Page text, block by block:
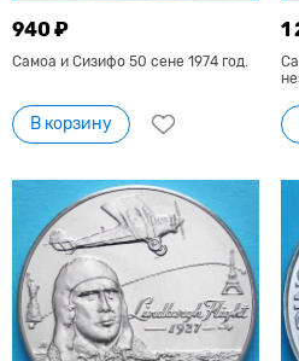
940 ₽
Самоа и Сизифо 50 сене 1974 год.
В корзину
1